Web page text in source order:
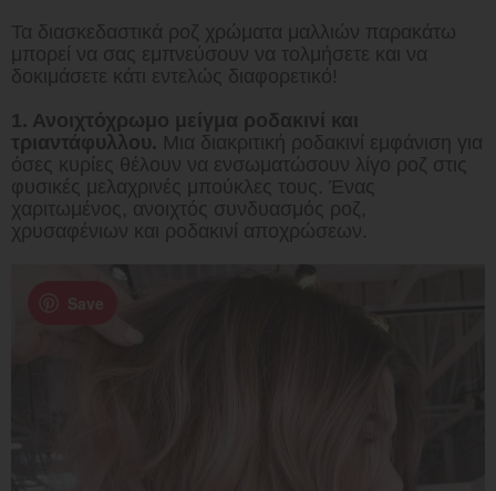
Τα διασκεδαστικά ροζ χρώματα μαλλιών παρακάτω
μπορεί να σας εμπνεύσουν να τολμήσετε και να
δοκιμάσετε κάτι εντελώς διαφορετικό!
1. Ανοιχτόχρωμο μείγμα ροδακινί και
τριαντάφυλλου. Μια διακριτική ροδακινί εμφάνιση για
όσες κυρίες θέλουν να ενσωματώσουν λίγο ροζ στις
φυσικές μελαχρινές μπούκλες τους. Ένας
χαριτωμένος, ανοιχτός συνδυασμός ροζ,
χρυσαφένιων και ροδακινί αποχρώσεων.
Save